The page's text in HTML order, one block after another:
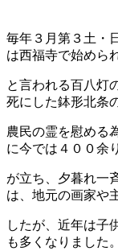
毎年３月第３土・
は西福寺で始めら
と言われる百八灯
死にした鉢形北条
農民の霊を慰める
に今では４００余
が立ち、夕暮れ一
は、地元の画家や
したが、近年は子
も多くなりました。